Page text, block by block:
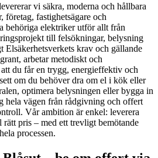
vi säkra, moderna och hållbara
företag, fastighetsägare och
behöriga elektriker utför allt från
till felsökningar, belysning
krav och gällande
arbetar metodiskt och
du får en trygg, energieffektiv och
om du behöver dra om el i kök eller
optimera belysningen eller bygga in
hela vägen från rådgivning och offert
Vår ambition är enkel: leverera
pris – med ett trevligt bemötande
processen.